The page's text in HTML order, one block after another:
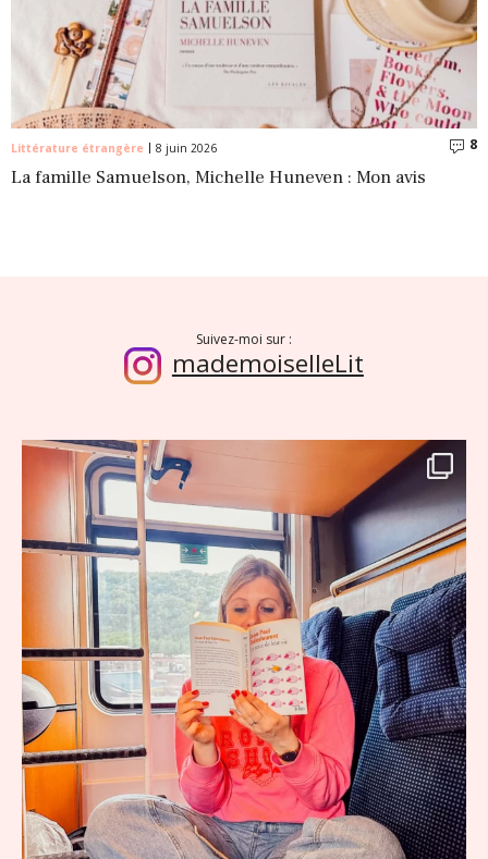
Littérature étrangère 8 juin 2026 8
La famille Samuelson, Michelle Huneven : Mon avis
Suivez-moi sur :
mademoiselleLit